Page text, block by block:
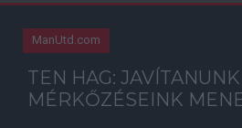
ManUtd.com
TEN HAG:
MÉRKŐZÉSEINK